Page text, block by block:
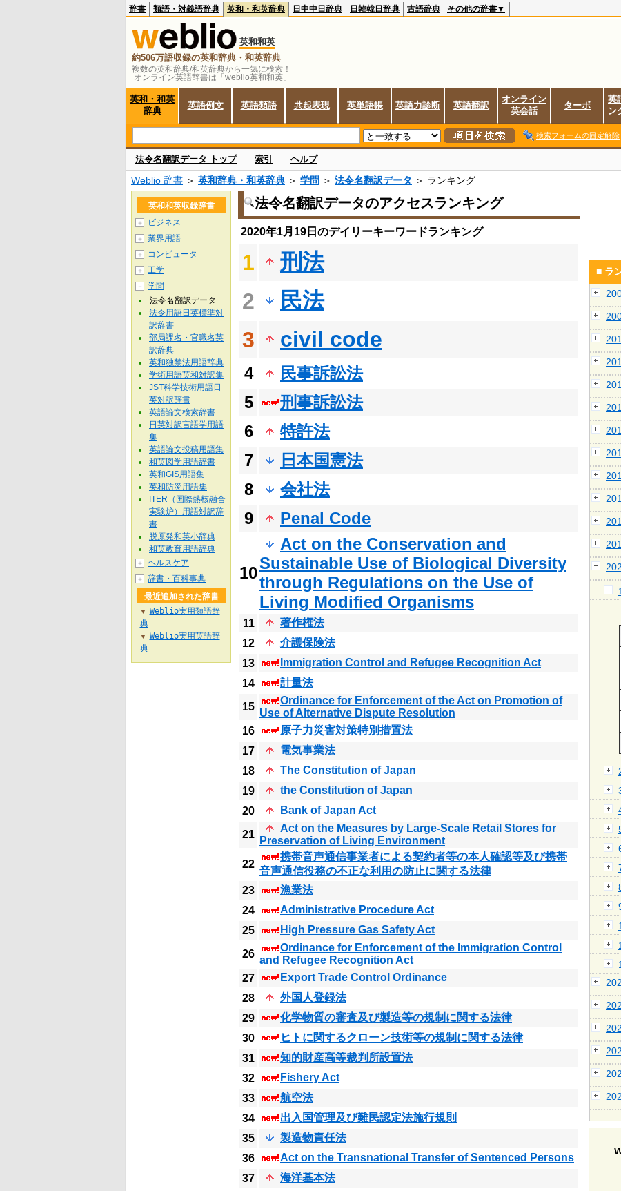
複数の英和辞典/和英辞典から一気に検索！
オンライン英語辞書は「weblio英和和英」
辞書 類語・対義語辞典 英和・和英辞典 日中中日辞典 日韓韓日辞典 古語辞典 その他の辞書▼
英和和英
約506万語収録の英和辞典・和英辞典
英和・和英
辞典
英語例文 英語類語 共起表現 英単語帳 英語力診断 英語翻訳
オンライン
英会話
ターボ
英
ン
検索フォームの固定解除
法令名翻訳データ トップ 索引 ヘルプ
Weblio 辞書 ＞ 英和辞典・和英辞典 ＞ 学問 ＞ 法令名翻訳データ ＞ ランキング
法令名翻訳データのアクセスランキング
2020年1月19日のデイリーキーワードランキング
1
刑法
2
民法
3
civil code
4
民事訴訟法
5
刑事訴訟法
6
特許法
7
日本国憲法
8
会社法
9
Penal Code
10
Act on the Conservation and
Sustainable Use of Biological Diversity
through Regulations on the Use of
Living Modified Organisms
11
著作権法
12
介護保険法
13
Immigration Control and Refugee Recognition Act
14
計量法
15
Ordinance for Enforcement of the Act on Promotion of
Use of Alternative Dispute Resolution
16
原子力災害対策特別措置法
17
電気事業法
18
The Constitution of Japan
19
the Constitution of Japan
20
Bank of Japan Act
21
Act on the Measures by Large-Scale Retail Stores for
Preservation of Living Environment
22
携帯音声通信事業者による契約者等の本人確認等及び携帯
音声通信役務の不正な利用の防止に関する法律
23
漁業法
24
Administrative Procedure Act
25
High Pressure Gas Safety Act
26
Ordinance for Enforcement of the Immigration Control
and Refugee Recognition Act
27
Export Trade Control Ordinance
28
外国人登録法
29
化学物質の審査及び製造等の規制に関する法律
30
ヒトに関するクローン技術等の規制に関する法律
31
知的財産高等裁判所設置法
32
Fishery Act
33
航空法
34
出入国管理及び難民認定法施行規則
35
製造物責任法
36
Act on the Transnational Transfer of Sentenced Persons
37
海洋基本法
英和和英収録辞書
＋ ビジネス
＋ 業界用語
＋ コンピュータ
＋ 工学
－
学問
法令名翻訳データ
法令用語日英標準対
訳辞書
部局課名・官職名英
訳辞典
英和独禁法用語辞典
学術用語英和対訳集
JST科学技術用語日
英対訳辞書
英語論文検索辞書
日英対訳言語学用語
集
英語論文投稿用語集
和英図学用語辞書
英和GIS用語集
英和防災用語集
ITER（国際熱核融合
実験炉）用語対訳辞
書
脱原発和英小辞典
和英教育用語辞典
＋ ヘルスケア
＋
辞書・百科事典
最近追加された辞書
▼
Weblio実用類語辞
典
▼
Weblio実用英語辞
典
■ ラ